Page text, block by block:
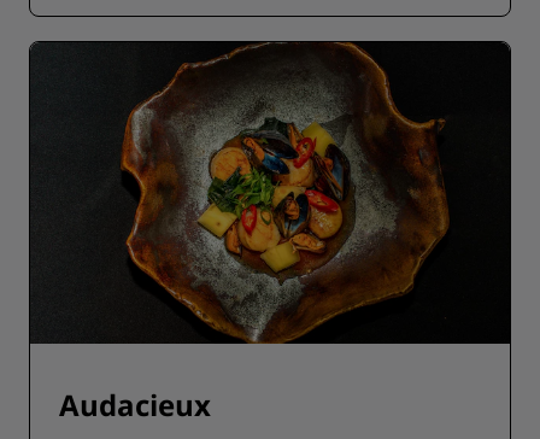
Audacieux